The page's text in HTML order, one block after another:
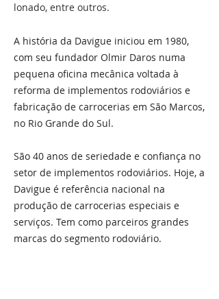
lonado, entre outros.
A história da Davigue iniciou em 1980,
com seu fundador Olmir Daros numa
pequena oficina mecânica voltada à
reforma de implementos rodoviários e
fabricação de carrocerias em São Marcos,
no Rio Grande do Sul.
São 40 anos de seriedade e confiança no
setor de implementos rodoviários. Hoje, a
Davigue é referência nacional na
produção de carrocerias especiais e
serviços. Tem como parceiros grandes
marcas do segmento rodoviário.